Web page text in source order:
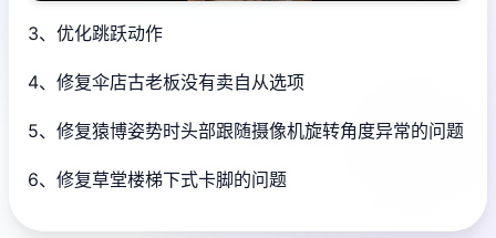
3、优化跳跃动作
4、修复伞店古老板没有卖自从选项
5、修复猿博姿势时头部跟随摄像机旋转角度异常的问题
6、修复草堂楼梯下式卡脚的问题